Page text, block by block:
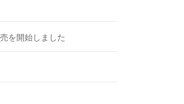
を開始しました